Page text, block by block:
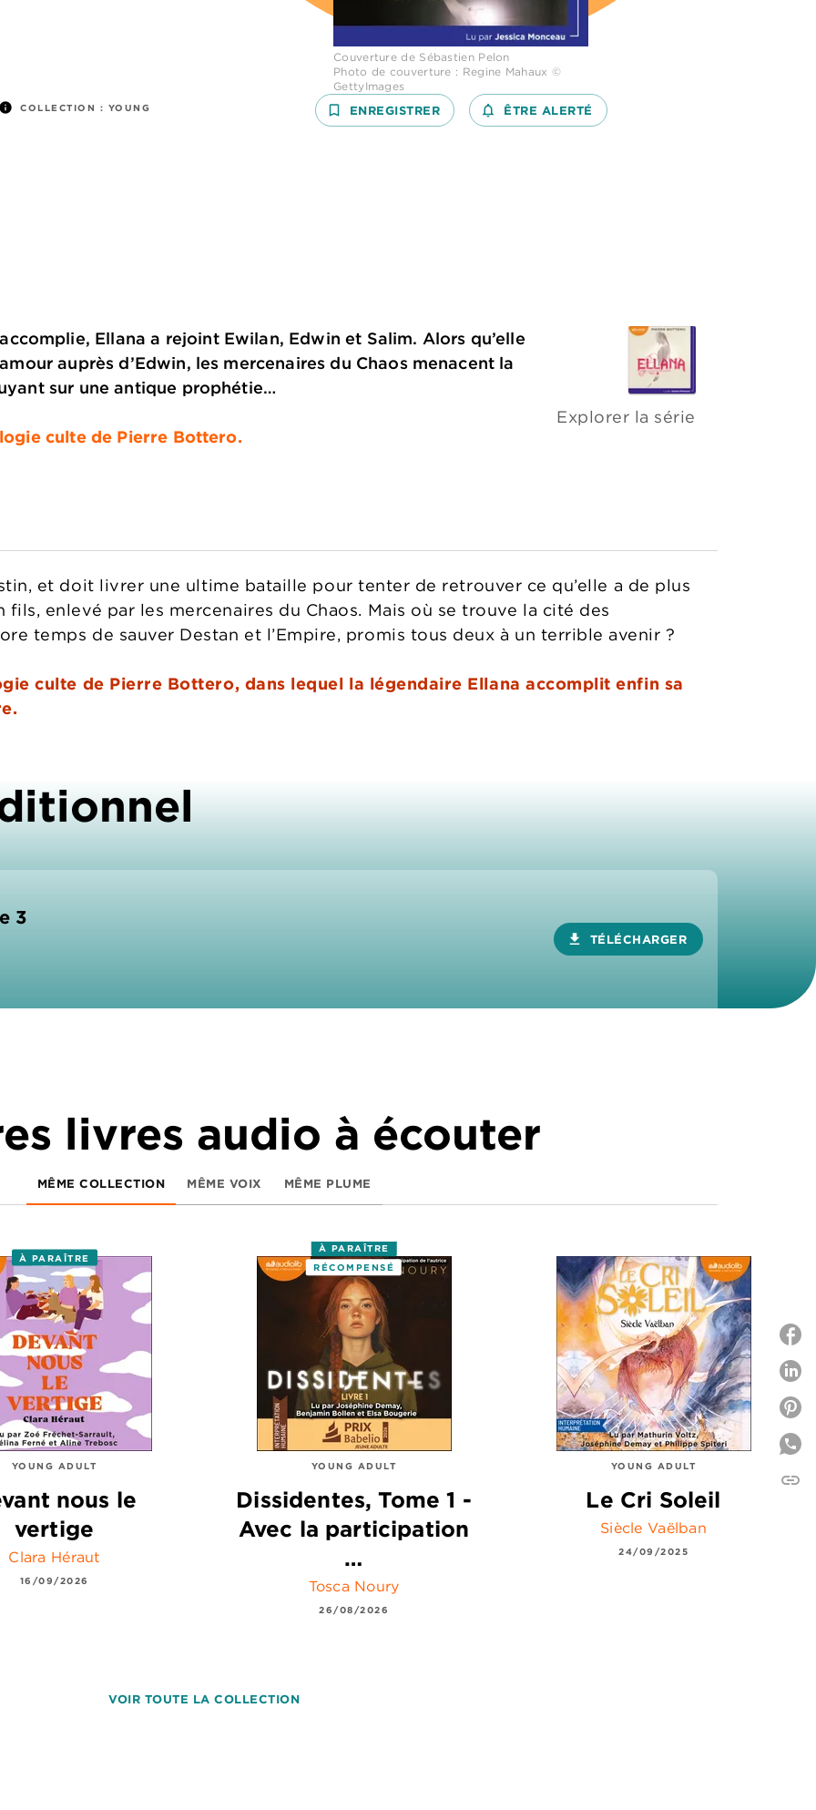
info COLLECTION : YOUNG
Couverture de Sébastien Pelon
Photo de couverture : Regine Mahaux ©
GettyImages
bookmark_border ENREGISTRER notifications_none_outlined
ÊTRE ALERTÉ
Ellana a rejoint Ewilan, Edwin et Salim. Alors qu’elle
auprès d’Edwin, les mercenaires du Chaos menacent la
sur une antique prophétie…
culte de Pierre Bottero.
Explorer la série
et doit livrer une ultime bataille pour tenter de retrouver ce qu’elle a de plus
fils, enlevé par les mercenaires du Chaos. Mais où se trouve la cité des
temps de sauver Destan et l’Empire, promis tous deux à un terrible avenir ?
culte de Pierre Bottero, dans lequel la légendaire Ellana accomplit enfin sa
3
download TÉLÉCHARGER
livres audio à écouter
MÊME COLLECTION MÊME VOIX MÊME PLUME
À PARAÎTRE
YOUNG ADULT
nous le
vertige
Clara Héraut
16/09/2026
À PARAÎTRE
RÉCOMPENSÉ
YOUNG ADULT
Dissidentes, Tome 1 -
Avec la participation
…
Tosca Noury
26/08/2026
YOUNG ADULT
Le Cri Soleil
Siècle Vaëlban
24/09/2025
VOIR TOUTE LA COLLECTION
link